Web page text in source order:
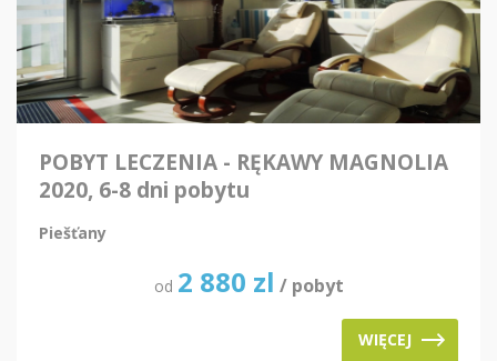
POBYT LECZENIA - RĘKAWY MAGNOLIA
2020, 6-8 dni pobytu
Piešťany
od 2 880 zl / pobyt
WIĘCEJ